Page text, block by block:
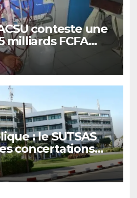
conteste une
milliards FCFA
la CNPNT et
: le SUTSAS
concertations
du ministère